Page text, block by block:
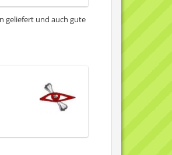
geliefert und auch gute